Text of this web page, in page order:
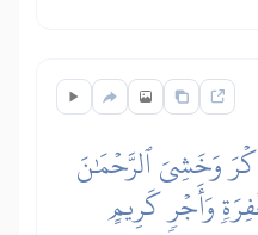
وَخَشِيَ ٱلرَّحۡمَٰنَ
وَأَجۡرٖ كَرِيمٍ